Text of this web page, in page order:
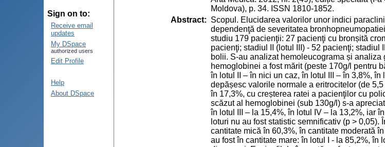
Sign on to:
Receive email
updates
My DSpace
authorized users
Edit Profile
Help
About DSpace
Moldova), p. 34. ISSN 1810-1852.
Abstract: Scopul. Elucidarea valorilor unor indici
dependenţă de severitatea
studiu 179 pacienţii: 27 pacienţi cu bronșită
pacienţi; stadiul II (lotul III) - 52 pacienţi;
bolii. S-au analizat hemoleucograma și
hemoglobinei a fost mărit (peste 170g/l pentru
în lotul II – în nici un caz, în lotul III – în 3,8%,
depășesc valorile normale a eritrocitelor (de
în 17,3%, cu creșterea ratei a pacienţilor cu
scăzut al hemoglobinei (sub 130g/l) s-a
în lotul III – la 15,4%, în lotul IV – la 13,2%, iar
loturi nu au fost statistic semnificativ (p >
cantitate mică în 60,3%, în cantitate moderată
au fost în cantitate mare: în lotul I - la 85,2%, în